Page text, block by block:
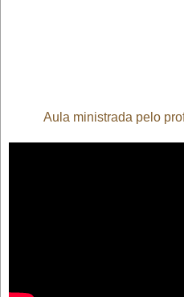
Aula ministrada pelo